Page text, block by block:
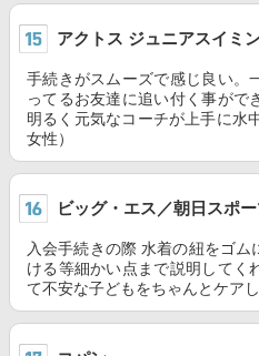
アクトス ジュニアスイミ
手続きがスムーズで感じ良い。
ってるお友達に追い付く事がで
明るく元気なコーチが上手に水
女性）
ビッグ・エス／朝日スポ
入会手続きの際 水着の紐をゴ
ける等細かい点まで説明してく
て不安な子どもをちゃんとケア